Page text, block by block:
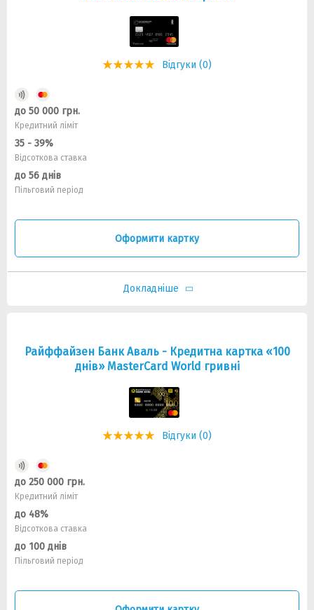
Відгуки (0)
до 50 000 грн.
Кредитний ліміт
35 - 39%
Відсоткова ставка
до 56 днів
Пільговий період
Оформити картку
Докладніше
Райффайзен Банк Аваль - Кредитна картка «100
днiв» MasterCard World гривні
Відгуки (0)
до 250 000 грн.
Кредитний ліміт
до 48%
Відсоткова ставка
до 100 днів
Пільговий період